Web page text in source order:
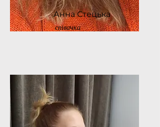
Анна Стецька
співачка